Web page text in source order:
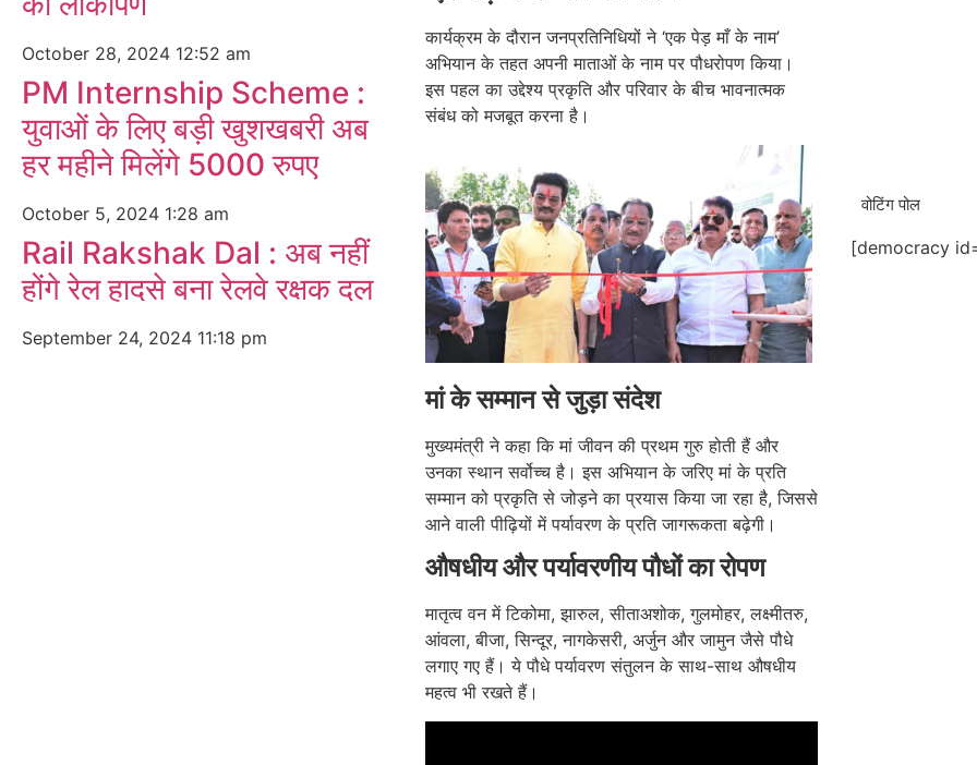
October 28, 2024 12:52 am
PM Internship Scheme :
युवाओं के लिए बड़ी खुशखबरी अब
हर महीने मिलेंगे 5000 रुपए
October 5, 2024 1:28 am
Rail Rakshak Dal : अब नहीं
होंगे रेल हादसे बना रेलवे रक्षक दल
September 24, 2024 11:18 pm
कार्यक्रम के दौरान जनप्रतिनिधियों ने ‘एक पेड़ माँ के नाम’
अभियान के तहत अपनी माताओं के नाम पर पौधरोपण किया।
इस पहल का उद्देश्य प्रकृति और परिवार के बीच भावनात्मक
संबंध को मजबूत करना है।
मां के सम्मान से जुड़ा संदेश
मुख्यमंत्री ने कहा कि मां जीवन की प्रथम गुरु होती हैं और
उनका स्थान सर्वोच्च है। इस अभियान के जरिए मां के प्रति
सम्मान को प्रकृति से जोड़ने का प्रयास किया जा रहा है, जिससे
आने वाली पीढ़ियों में पर्यावरण के प्रति जागरूकता बढ़ेगी।
औषधीय और पर्यावरणीय पौधों का रोपण
मातृत्व वन में टिकोमा, झारुल, सीताअशोक, गुलमोहर, लक्ष्मीतरु,
आंवला, बीजा, सिन्दूर, नागकेसरी, अर्जुन और जामुन जैसे पौधे
लगाए गए हैं। ये पौधे पर्यावरण संतुलन के साथ-साथ औषधीय
महत्व भी रखते हैं।
वोटिंग पोल
[democracy